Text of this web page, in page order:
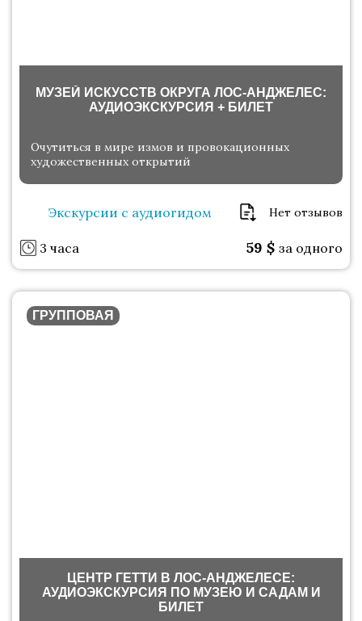
МУЗЕЙ ИСКУССТВ ОКРУГА ЛОС-АНДЖЕЛЕС:
АУДИОЭКСКУРСИЯ + БИЛЕТ
Очутиться в мире измов и провокационных
художественных открытий
Экскурсии с аудиогидом Нет отзывов
3 часа 59 $ за одного
ГРУППОВАЯ
ЦЕНТР ГЕТТИ В ЛОС-АНДЖЕЛЕСЕ:
АУДИОЭКСКУРСИЯ ПО МУЗЕЮ И САДАМ И
БИЛЕТ